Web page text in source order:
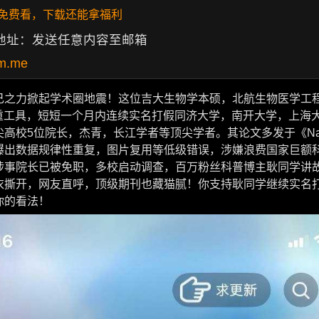
费看，下载还能拿福利
址：发送任意内容至邮箱
之力掀起学术圈地震！这位吉大生物学本硕，北航生物医学工
工具，短短一个月内连续实名打假同济大学，南开大学，上海
高校5位院长，杰青，长江学者等顶尖学者。其论文多发于《
出数据规律性重复，图片复用等低级错误，涉嫌浪费国家巨额
事院长已被免职，多校启动调查，百万粉丝科普博主耿同学讲
撕开，网友直呼，顶级期刊也藏猫腻！你支持耿同学继续实名
看法！